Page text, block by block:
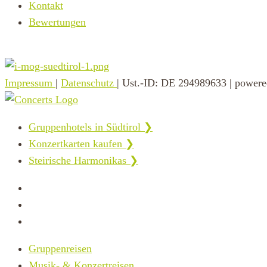
Kontakt
Bewertungen
Impressum | Datenschutz | Ust.-ID: DE 294989633 |
Gruppenhotels in Südtirol ❯
Konzertkarten kaufen ❯
Steirische Harmonikas ❯
Gruppenreisen